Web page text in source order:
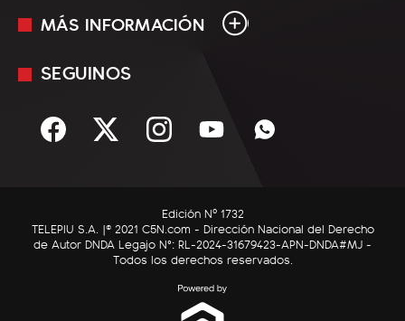
En Vivo
Sociedad
C5N Autos
RatingCero
MÁS INFORMACIÓN
Mediakit
Términos y condiciones
SEGUINOS
Edición Nº 1732
TELEPIU S.A. |© 2021 C5N.com - Dirección Nacional del Derecho
de Autor DNDA Legajo N°: RL-2024-31679423-APN-DNDA#MJ -
Todos los derechos reservados.